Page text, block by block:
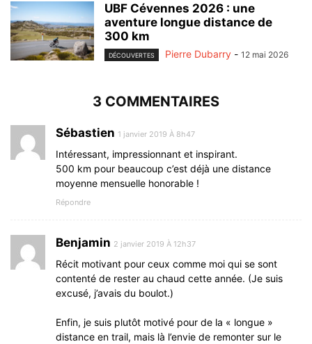
UBF Cévennes 2026 : une
aventure longue distance de
300 km
DÉCOUVERTES Pierre Dubarry - 12 mai 2026
3 COMMENTAIRES
Sébastien 1 janvier 2019 À 8h47
Intéressant, impressionnant et inspirant.
500 km pour beaucoup c’est déjà une distance
moyenne mensuelle honorable !
Répondre
Benjamin 2 janvier 2019 À 12h37
Récit motivant pour ceux comme moi qui se sont
contenté de rester au chaud cette année. (Je suis
excusé, j’avais du boulot.)
Enfin, je suis plutôt motivé pour de la « longue »
distance en trail, mais là l’envie de remonter sur le